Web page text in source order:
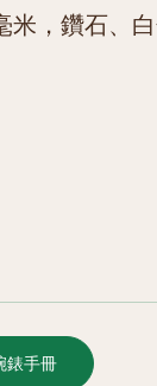
米，鑽石、
錶手冊